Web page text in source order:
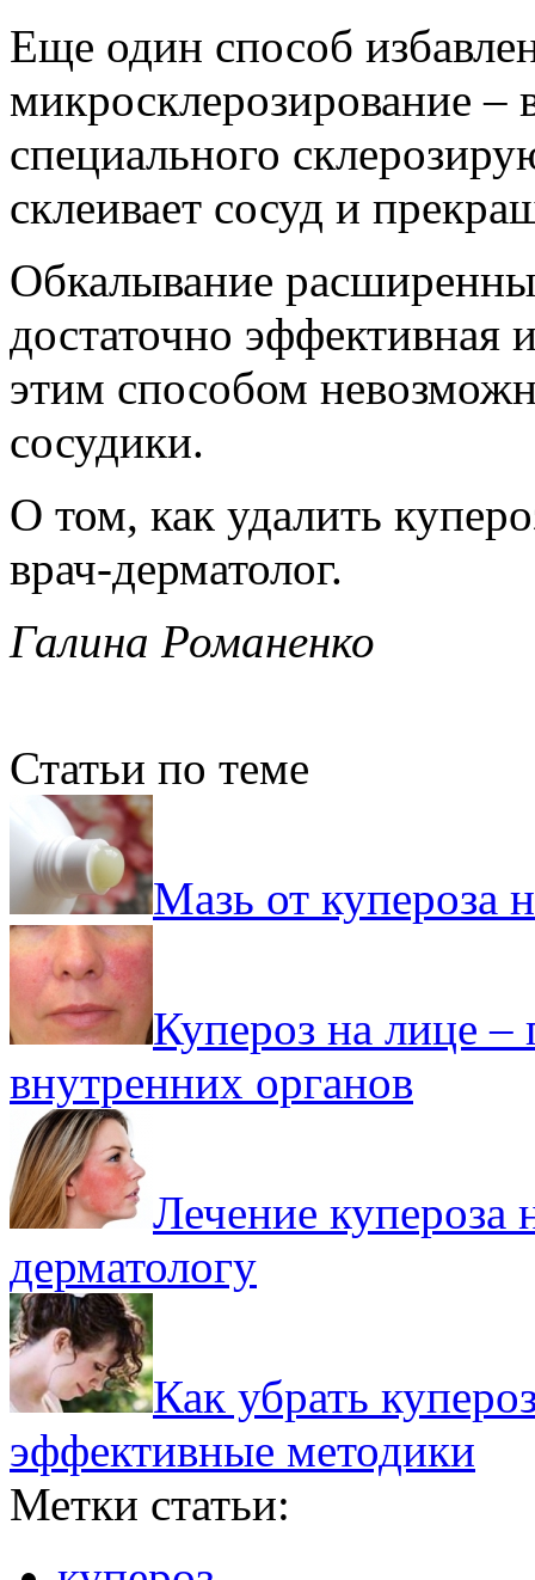
Еще один способ
микросклерозирование –
специального
склеивает сосуд и
Обкалывание
достаточно эффективная
этим способом
сосудики.
О том, как удалить
врач-дерматолог.
Галина Романенко
Статьи по теме
Мазь от купероза
Купероз на лице –
внутренних органов
Лечение купероза
дерматологу
Как убрать
эффективные методики
Метки статьи: